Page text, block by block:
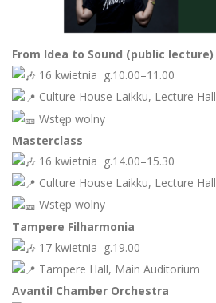
From Idea to Sound (public lecture)
16 kwietnia g.10.00–11.00
Culture House Laikku, Lecture Hall
Wstęp wolny
Masterclass
16 kwietnia g.14.00–15.30
Culture House Laikku, Lecture Hall
Wstęp wolny
Tampere Filharmonia
17 kwietnia g.19.00
Tampere Hall, Main Auditorium
Avanti! Chamber Orchestra